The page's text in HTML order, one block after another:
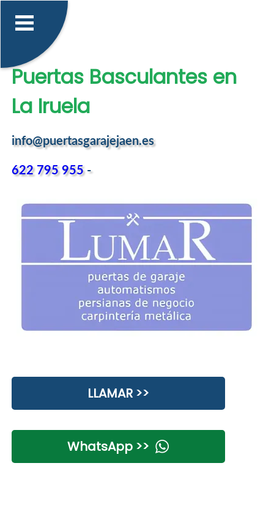
Puertas Basculantes en
La Iruela
info@puertasgarajejaen.es
622 795 955-
LLAMAR >>
WhatsApp >>